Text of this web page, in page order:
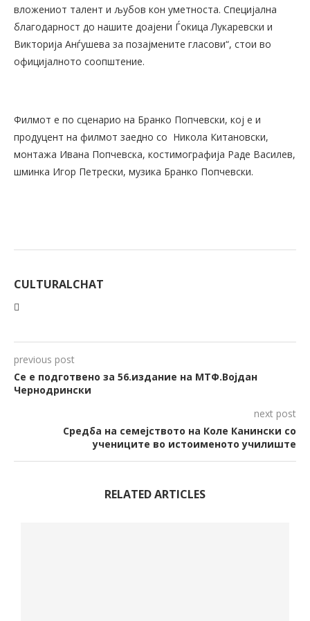
вложениот талент и љубов кон уметноста. Специјална
благодарност до нашите доајени Ѓокица Лукаревски и
Викторија Анѓушева за позајмените гласови“, стои во
официјалното соопштение.
Филмот е по сценарио на Бранко Попчевски, кој е и
продуцент на филмот заедно со Никола Китановски,
монтажа Ивана Попчевска, костимографија Раде Василев,
шминка Игор Петрески, музика Бранко Попчевски.
CULTURALCHAT
previous post
Се е подготвено за 56.издание на МТФ.Војдан
Чернодрински
next post
Средба на семејството на Коле Канински со
учениците во истоименото училиште
RELATED ARTICLES